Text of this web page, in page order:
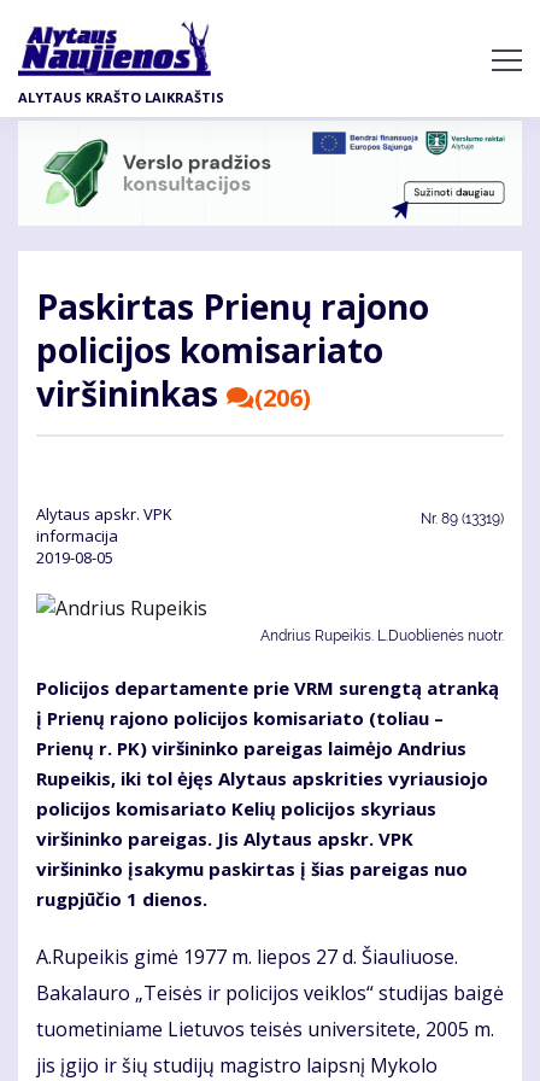
pagrindinį
turinį
ALYTAUS KRAŠTO LAIKRAŠTIS
Paskirtas Prienų rajono
policijos komisariato
viršininkas
(206)
Alytaus apskr. VPK
informacija
2019-08-05
Nr. 89 (13319)
Andrius Rupeikis. L.Duoblienės nuotr.
Policijos departamente prie VRM surengtą atranką
į Prienų rajono policijos komisariato (toliau –
Prienų r. PK) viršininko pareigas laimėjo Andrius
Rupeikis, iki tol ėjęs Alytaus apskrities vyriausiojo
policijos komisariato Kelių policijos skyriaus
viršininko pareigas. Jis Alytaus apskr. VPK
viršininko įsakymu paskirtas į šias pareigas nuo
rugpjūčio 1 dienos.
A.Rupeikis gimė 1977 m. liepos 27 d. Šiauliuose.
Bakalauro „Teisės ir policijos veiklos“ studijas baigė
tuometiniame Lietuvos teisės universitete, 2005 m.
jis įgijo ir šių studijų magistro laipsnį Mykolo